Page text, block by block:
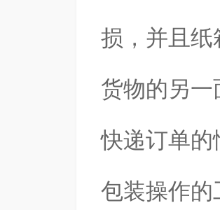
损，并且
货物的另一
快递订单
包装操作